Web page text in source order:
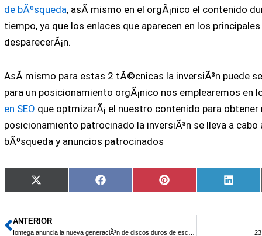
de bÃºsqueda, asÃ­ mismo en el orgÃ¡nico el contenido
tiempo, ya que los enlaces que aparecen en los
desparecerÃ¡n.
AsÃ­ mismo para estas 2 tÃ©cnicas la inversiÃ³n puede
para un posicionamiento orgÃ¡nico nos emplearemos en
en SEO que optmizarÃ¡ el nuestro contenido para
posicionamiento patrocinado la inversiÃ³n se lleva a
bÃºsqueda y anuncios patrocinados
Compartir
en
X
(Twitter)
Compartir
en
Facebook
Compartir
en
Pinterest
en
Ant
ANTERIOR